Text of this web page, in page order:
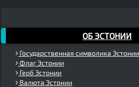
ОБ ЭСТОНИИ
Государственная символика Эстонии
Флаг Эстонии
Герб Эстонии
Валюта Эстонии